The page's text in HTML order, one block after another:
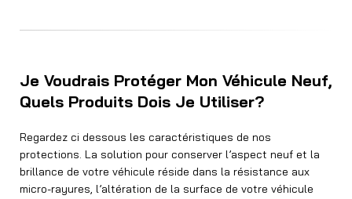
Je Voudrais Protéger Mon Véhicule Neuf,
Quels Produits Dois Je Utiliser?
Regardez ci dessous les caractéristiques de nos
protections. La solution pour conserver l’aspect neuf et la
brillance de votre véhicule réside dans la résistance aux
micro-rayures, l’altération de la surface de votre véhicule